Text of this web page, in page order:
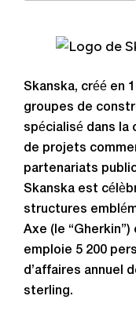
Skanska, créé en
groupes de
spécialisé dans la
de projets
partenariats
Skanska est
structures
Axe (le “Gherkin”)
emploie 5 200
d’affaires annuel
sterling.